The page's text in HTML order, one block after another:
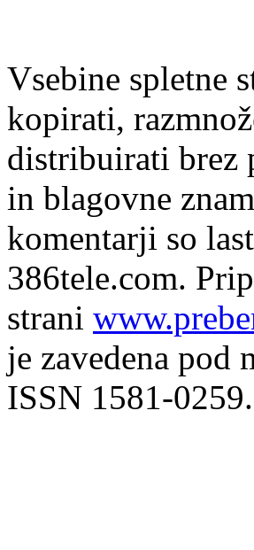
Vsebine spletne
kopirati,
distribuirati brez
in blagovne
komentarji so
386tele.com.
strani
je zavedena pod
ISSN 1581-0259.